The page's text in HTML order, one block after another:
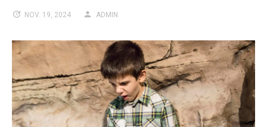
NOV. 19, 2024 ADMIN